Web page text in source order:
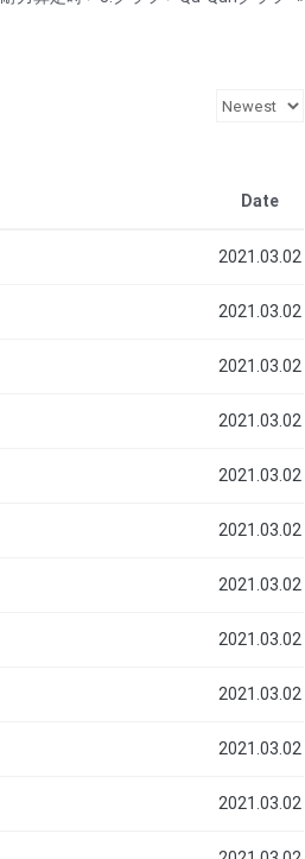
Date
2021.03.02
2021.03.02
2021.03.02
2021.03.02
2021.03.02
2021.03.02
2021.03.02
2021.03.02
2021.03.02
2021.03.02
2021.03.02